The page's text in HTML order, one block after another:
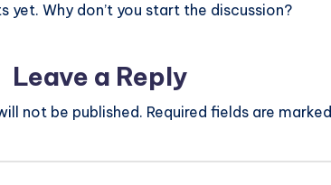
yet. Why don’t you start the discussion?
Leave a Reply
not be published. Required fields are marked